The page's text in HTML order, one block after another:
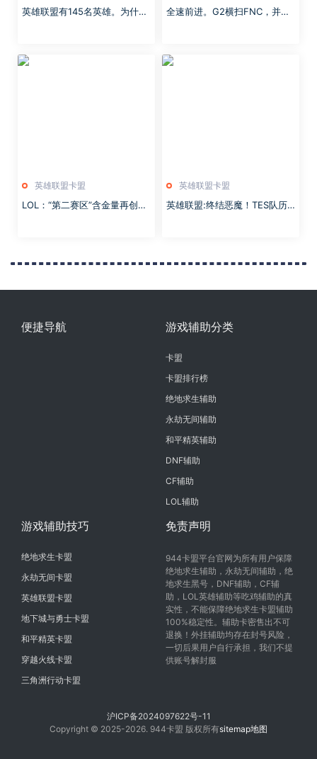
英雄联盟有145名英雄。为什么
全速前进。G2横扫FNC，并在
英雄联盟卡盟
LOL：“第二赛区”含金量再创纪
英雄联盟卡盟
英雄联盟:终结恶魔！TES队历
便捷导航 游戏辅助分类
卡盟
卡盟排行榜
绝地求生辅助
永劫无间辅助
和平精英辅助
DNF辅助
CF辅助
LOL辅助
游戏辅助技巧
绝地求生卡盟
永劫无间卡盟
英雄联盟卡盟
地下城与勇士卡盟
和平精英卡盟
穿越火线卡盟
三角洲行动卡盟
免责声明
944卡盟平台官网为所有用户保障
绝地求生辅助，永劫无间辅助，绝
地求生黑号，DNF辅助，CF辅
助，LOL英雄辅助等吃鸡辅助的真
实性，不能保障绝地求生卡盟辅助
100%稳定性。辅助卡密售出不可
退换！外挂辅助均存在封号风险，
一切后果用户自行承担，我们不提
供账号解封服
沪ICP备2024097622号-11
Copyright © 2025-2026. 944卡盟 版权所有sitemap地图